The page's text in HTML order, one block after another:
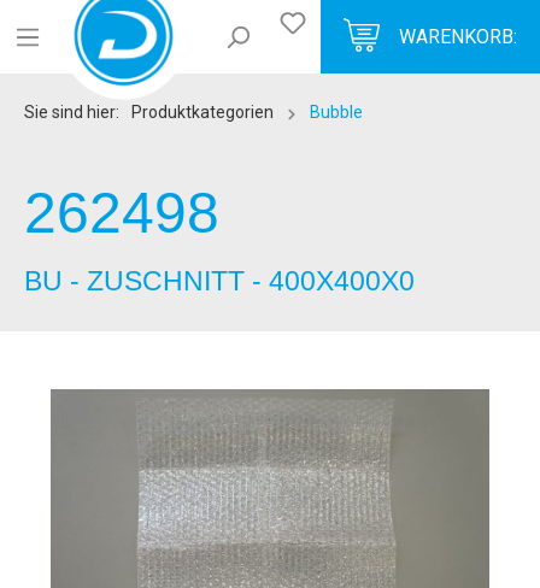
WARENKORB:
Sie sind hier: Produktkategorien Bubble
262498
BU - ZUSCHNITT - 400X400X0